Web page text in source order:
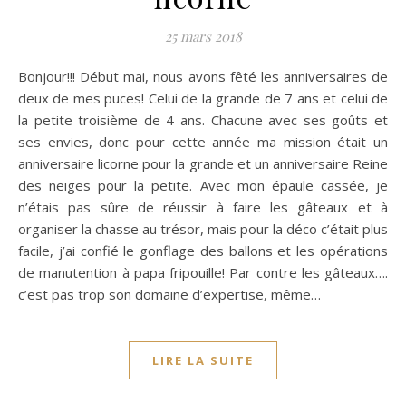
25 mars 2018
Bonjour!!! Début mai, nous avons fêté les anniversaires de
deux de mes puces! Celui de la grande de 7 ans et celui de
la petite troisième de 4 ans. Chacune avec ses goûts et
ses envies, donc pour cette année ma mission était un
anniversaire licorne pour la grande et un anniversaire Reine
des neiges pour la petite. Avec mon épaule cassée, je
n’étais pas sûre de réussir à faire les gâteaux et à
organiser la chasse au trésor, mais pour la déco c’était plus
facile, j’ai confié le gonflage des ballons et les opérations
de manutention à papa fripouille! Par contre les gâteaux….
c’est pas trop son domaine d’expertise, même…
LIRE LA SUITE